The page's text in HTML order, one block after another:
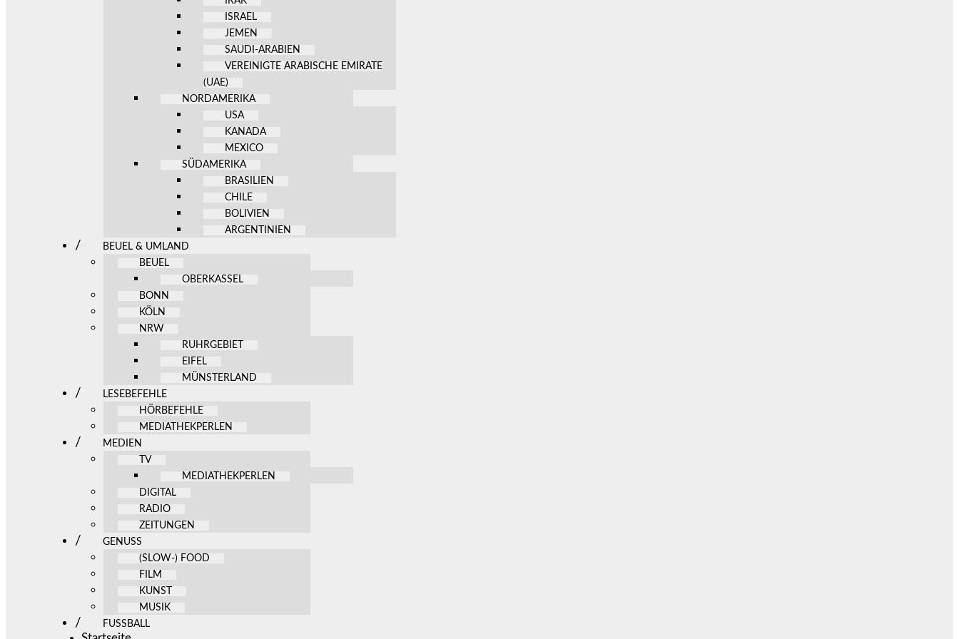
ISRAEL
JEMEN
SAUDI-ARABIEN
VEREINIGTE ARABISCHE EMIRATE
(UAE)
NORDAMERIKA
USA
KANADA
MEXICO
SÜDAMERIKA
BRASILIEN
CHILE
BOLIVIEN
ARGENTINIEN
BEUEL & UMLAND
BEUEL
OBERKASSEL
BONN
KÖLN
NRW
RUHRGEBIET
EIFEL
MÜNSTERLAND
LESEBEFEHLE
HÖRBEFEHLE
MEDIATHEKPERLEN
MEDIEN
TV
MEDIATHEKPERLEN
DIGITAL
RADIO
ZEITUNGEN
GENUSS
(SLOW-) FOOD
FILM
KUNST
MUSIK
FUSSBALL